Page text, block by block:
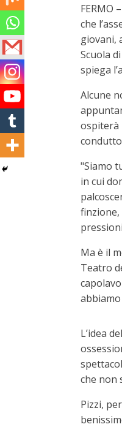
FERMO
che
giovani,
Scuola
spiega
Alcune
ospiterà
"Siamo
in cui
finzione,
Ma è il
Teatro
L’idea
che non
Pizzi,